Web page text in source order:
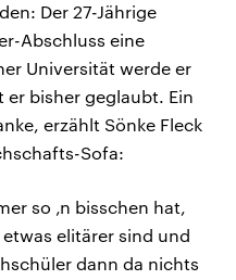
Der 27-Jährige
Abschluss eine
Universität werde er
bisher geglaubt. Ein
erzählt Sönke Fleck
Sofa:
so ‚n bisschen hat,
elitärer sind und
dann da nichts